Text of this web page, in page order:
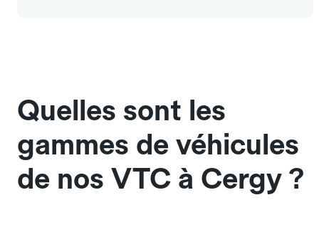
Quelles sont les
gammes de véhicules
de nos VTC à Cergy ?